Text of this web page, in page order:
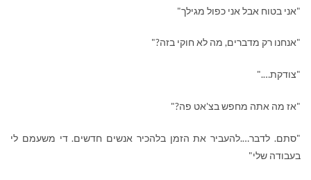
"אני בטוח אבל אני כפול מגילך"
"אנחנו רק מדברים, מה לא חוקי בזה?"
"צודקת…."
"אז מה אתה מחפש בצ'אט פה?"
"סתם. לדבר….להעביר את הזמן בלהכיר אנשים חדשים. די משעמם לי
בעבודה שלי"